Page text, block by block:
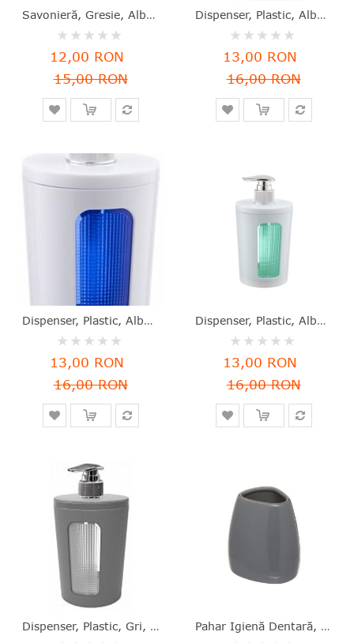
Savonieră, Gresie, Alb/gri, 12x9.5x2.5 Cm, Silk Cadence, Five - 3560238715741
Rating:
0%
12,00 RON
15,00 RON
Dispenser, Plastic, Alb+roșu, 16.6x7.8 Cm, Scarlet, Berossi - 4811244080484
Rating:
0%
13,00 RON
16,00 RON
Dispenser, Plastic, Alb+albastru, 16.6x7.8 Cm, Scarlet, Berossi - 4811244080507
Rating:
0%
13,00 RON
16,00 RON
Dispenser, Plastic, Alb+verde, 16.6x7.8 Cm, Scarlet, Berossi - 4811244080521
Rating:
0%
13,00 RON
16,00 RON
Dispenser, Plastic, Gri, 16.6x7.8 Cm, Scarlet, Berossi - 4811244080545 Pahar Igienă Dentară, Ceramică, Gri, 9.5x8.5x7.5 Cm, Silk, Five - 3560239280217